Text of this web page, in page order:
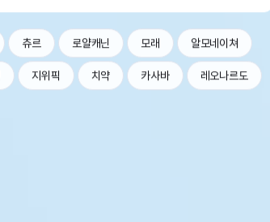
츄르 로얄캐닌 모래 알모네이쳐
지위픽 치약 카사바 레오나르도